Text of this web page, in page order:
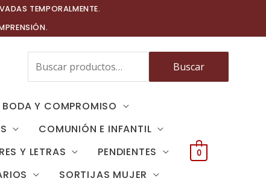
TEMPORALMENTE.
Buscar
por:
Buscar
BODA Y COMPROMISO
COMUNIÓN E INFANTIL
Y LETRAS
PENDIENTES
SORTIJAS MUJER
0